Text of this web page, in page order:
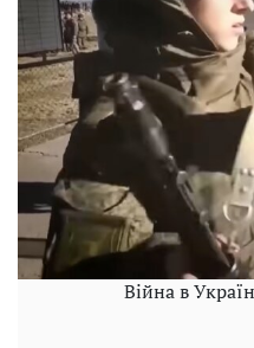
Війна в